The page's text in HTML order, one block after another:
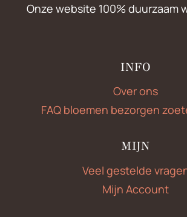
Onze website 100% duurzaam
INFO
Over ons
FAQ bloemen bezorgen
MIJN
Veel gestelde
Mijn Account